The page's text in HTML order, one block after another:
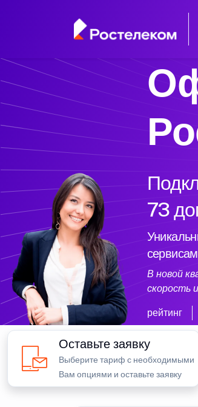
73
В новой
скорость
рейтинг
Оставьте заявку
Выберите тариф с необходимыми
Вам опциями и оставьте заявку